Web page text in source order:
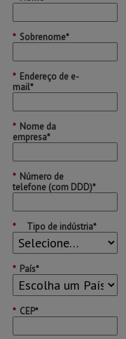
* Sobrenome*
* Endereço de e-
mail*
* Nome da
empresa*
* Número de
telefone (com DDD)*
* Tipo de indústria*
* País*
* CEP*